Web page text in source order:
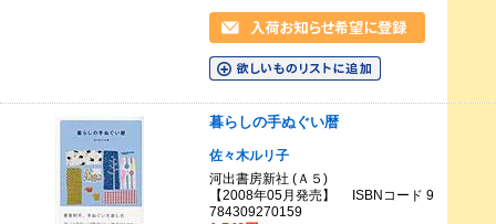
暮らしの手ぬぐい暦
佐々木ルリ子
河出書房新社 (Ａ５)
【2008年05月発売】 ISBNコード 9
784309270159